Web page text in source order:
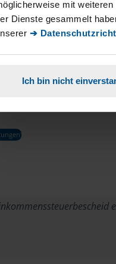
mit
Dienste gesammelt
➔
Ich bin nicht
Mitglieder